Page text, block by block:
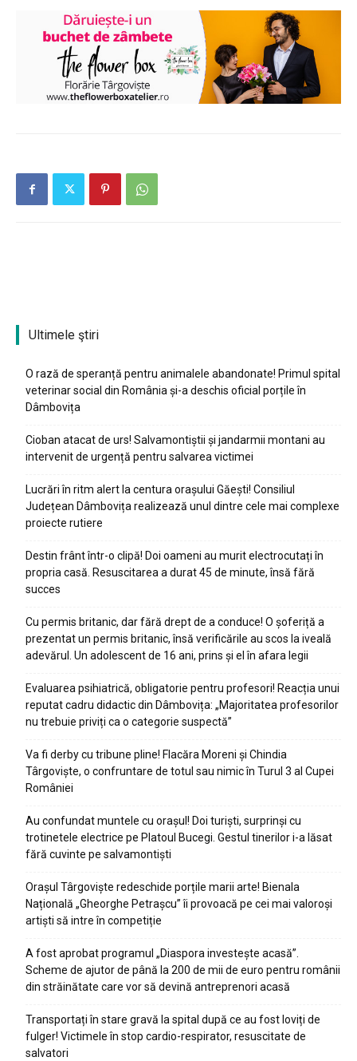
Ultimele ştiri
O rază de speranță pentru animalele abandonate! Primul spital
veterinar social din România și-a deschis oficial porțile în
Dâmbovița
Cioban atacat de urs! Salvamontiștii și jandarmii montani au
intervenit de urgență pentru salvarea victimei
Lucrări în ritm alert la centura orașului Găești! Consiliul
Județean Dâmbovița realizează unul dintre cele mai complexe
proiecte rutiere
Destin frânt într-o clipă! Doi oameni au murit electrocutați în
propria casă. Resuscitarea a durat 45 de minute, însă fără
succes
Cu permis britanic, dar fără drept de a conduce! O șoferiță a
prezentat un permis britanic, însă verificările au scos la iveală
adevărul. Un adolescent de 16 ani, prins și el în afara legii
Evaluarea psihiatrică, obligatorie pentru profesori! Reacția unui
reputat cadru didactic din Dâmbovița: „Majoritatea profesorilor
nu trebuie priviți ca o categorie suspectă”
Va fi derby cu tribune pline! Flacăra Moreni și Chindia
Târgoviște, o confruntare de totul sau nimic în Turul 3 al Cupei
României
Au confundat muntele cu orașul! Doi turiști, surprinși cu
trotinetele electrice pe Platoul Bucegi. Gestul tinerilor i-a lăsat
fără cuvinte pe salvamontiști
Orașul Târgoviște redeschide porțile marii arte! Bienala
Națională „Gheorghe Petrașcu” îi provoacă pe cei mai valoroși
artiști să intre în competiție
A fost aprobat programul „Diaspora investește acasă”.
Scheme de ajutor de până la 200 de mii de euro pentru românii
din străinătate care vor să devină antreprenori acasă
Transportați în stare gravă la spital după ce au fost loviți de
fulger! Victimele în stop cardio-respirator, resuscitate de
salvatori